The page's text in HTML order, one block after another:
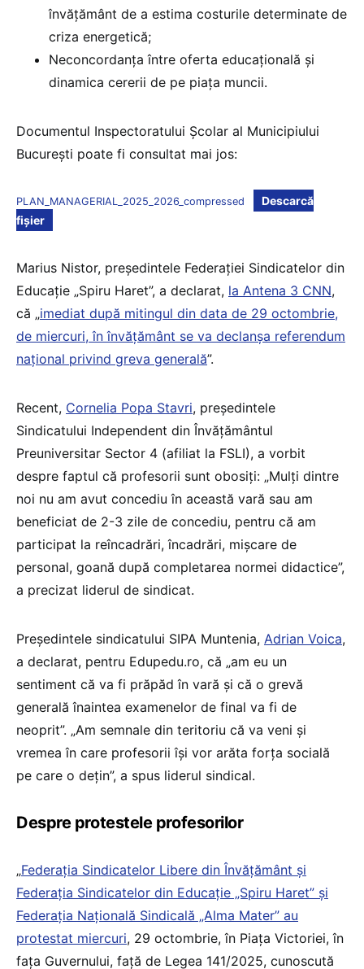
învățământ de a estima costurile determinate de
criza energetică;
Neconcordanța între oferta educațională și
dinamica cererii de pe piața muncii.
Documentul Inspectoratului Școlar al Municipiului
București poate fi consultat mai jos:
PLAN_MANAGERIAL_2025_2026_compressed
Descarcă
fișier
Marius Nistor, președintele Federației Sindicatelor din
Educație „Spiru Haret”, a declarat, la Antena 3 CNN,
că „imediat după mitingul din data de 29 octombrie,
de miercuri, în învățământ se va declanșa referendum
național privind greva generală”.
Recent, Cornelia Popa Stavri, președintele
Sindicatului Independent din Învăţământul
Preuniversitar Sector 4 (afiliat la FSLI), a vorbit
despre faptul că profesorii sunt obosiți: „Mulți dintre
noi nu am avut concediu în această vară sau am
beneficiat de 2-3 zile de concediu, pentru că am
participat la reîncadrări, încadrări, mișcare de
personal, goană după completarea normei didactice”,
a precizat liderul de sindicat.
Președintele sindicatului SIPA Muntenia, Adrian Voica,
a declarat, pentru Edupedu.ro, că „am eu un
sentiment că va fi prăpăd în vară și că o grevă
generală înaintea examenelor de final va fi de
neoprit”. „Am semnale din teritoriu că va veni și
vremea în care profesorii își vor arăta forța socială
pe care o dețin”, a spus liderul sindical.
Despre protestele profesorilor
„Federaţia Sindicatelor Libere din Învăţământ şi
Federaţia Sindicatelor din Educaţie „Spiru Haret” şi
Federaţia Naţională Sindicală „Alma Mater” au
protestat miercuri, 29 octombrie, în Piața Victoriei, în
fața Guvernului, față de Legea 141/2025, cunoscută